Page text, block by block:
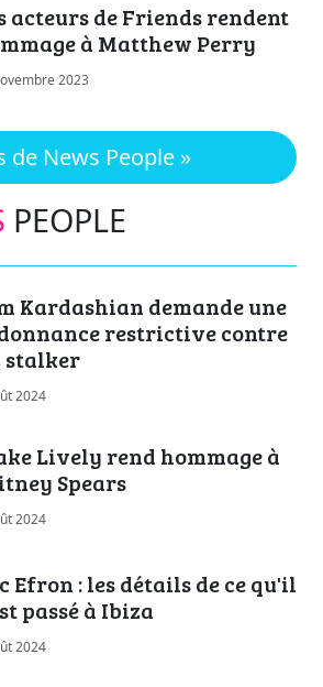
acteurs de Friends rendent
à Matthew Perry
2023
de News People »
PEOPLE
Kardashian demande une
restrictive contre
stalker
2024
Lively rend hommage à
Spears
2024
Efron : les détails de ce qu'il
passé à Ibiza
2024